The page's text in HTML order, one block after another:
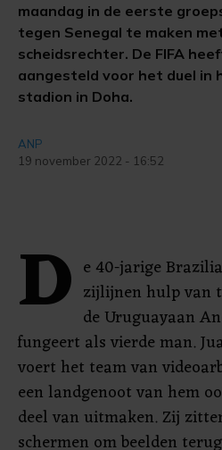
maandag in de eerste
tegen Senegal te maken
scheidsrechter. De FIFA
aangesteld voor het duel in
stadion in Doha.
ANP
19 november 2022 - 16:52
D e 40-jarige
zijlijnen hulp van
de Uruguayaan
fungeert als vierde man.
voert het team van
een landgenoot van hem
deel van uitmaken. Zij
schermen om beelden